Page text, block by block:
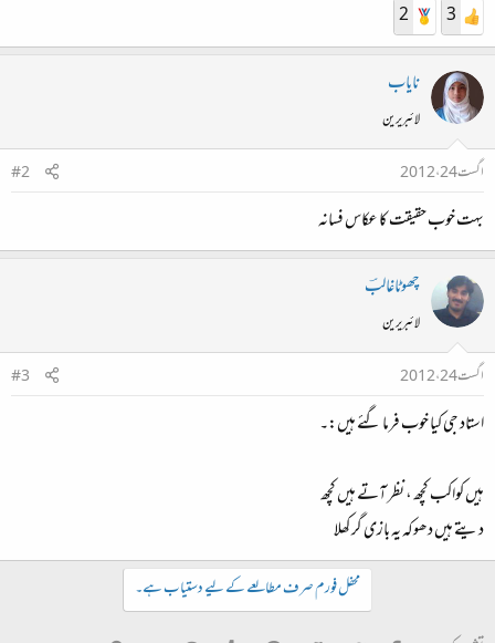
3
2
نایاب
لائبریرین
اگست 24، 2012
#2
بہت خوب حقیقت کا عکاس فسانہ
چھوٹاغالبؔ
لائبریرین
اگست 24، 2012
#3
استاد جی کیا خوب فرما گئے ہیں:۔
ہیں کواکب کچھ ، نظر آتے ہیں کچھ
دیتے ہیں دھوکہ یہ بازی گر کھلا
محفل فورم صرف مطالعے کے لیے دستیاب ہے۔